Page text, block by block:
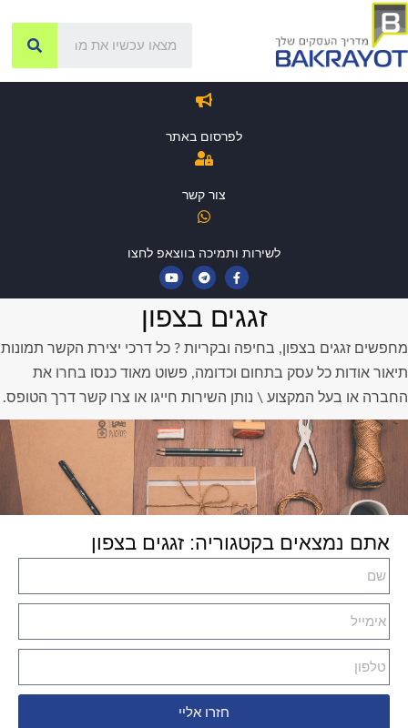
לפרסום באתר
צור קשר
לשירות ותמיכה בווצאפ לחצו
זגגים בצפון
מחפשים זגגים בצפון, בחיפה ובקריות ? כל דרכי יצירת הקשר תמונות
תיאור אודות כל עסק בתחום וכדומה, פשוט מאוד כנסו בחרו את
החברה או בעל המקצוע \ נותן השירות חייגו או צרו קשר דרך הטופס.
אתם נמצאים בקטגוריה: זגגים בצפון
חזרו אליי